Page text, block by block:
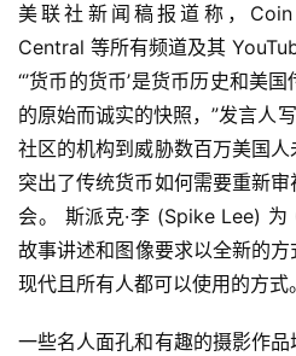
美联社新闻稿报道称，
Central 等所有频道及其
“’货币的货币’是货币历史和美
的原始而诚实的快照，”发言人
社区的机构到威胁数百万美国
突出了传统货币如何需要重新
会。 斯派克·李 (Spike Lee)
故事讲述和图像要求以全新的
现代且所有人都可以使用的方式
一些名人面孔和有趣的摄影作品